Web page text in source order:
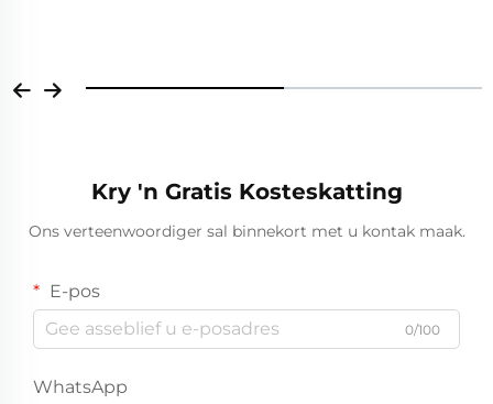
Kry 'n Gratis Kosteskatting
Ons verteenwoordiger sal binnekort met u kontak maak.
E-pos
0/100
WhatsApp